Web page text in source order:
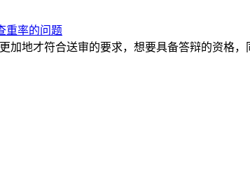
重率的问题
加地才符合送审的要求，想要具备答辩的资格